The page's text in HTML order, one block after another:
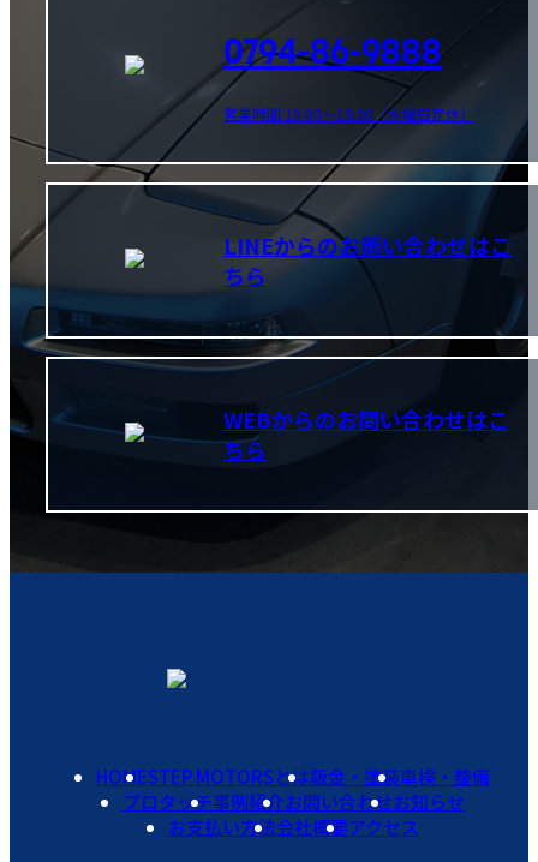
0794-86-9888
営業時間 10:00～19:00（水曜日定休）
LINEからのお問い合わせはこ
ちら
WEBからのお問い合わせはこ
ちら
HOMESTEP MOTORSとは鈑金・塗装車検・整備
プロタッチ事例紹介お問い合わせお知らせ
お支払い方法会社概要アクセス